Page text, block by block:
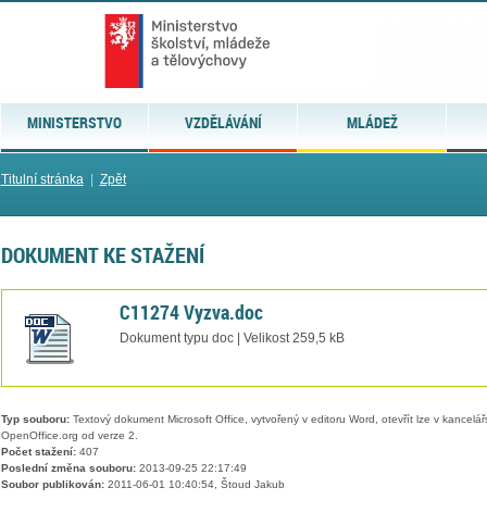
MINISTERSTVO VZDĚLÁVÁNÍ MLÁDEŽ
Titulní stránka| Zpět
DOKUMENT KE STAŽENÍ
C11274 Vyzva.doc
Dokument typu doc | Velikost 259,5 kB
Typ souboru:Textový dokument Microsoft Office, vytvořený v editoru Word, otevřít lze v
OpenOffice.org od verze 2.
Počet stažení:407
Poslední změna souboru:2013-09-25 22:17:49
Soubor publikován:2011-06-01 10:40:54, Štoud Jakub